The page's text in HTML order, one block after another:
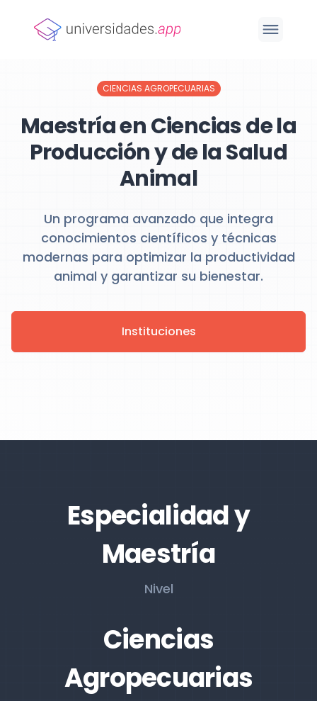
CIENCIAS AGROPECUARIAS
Maestría en Ciencias de la
Producción y de la Salud
Animal
Un programa avanzado que integra
conocimientos científicos y técnicas
modernas para optimizar la productividad
animal y garantizar su bienestar.
Instituciones
Especialidad y
Maestría
Nivel
Ciencias
Agropecuarias